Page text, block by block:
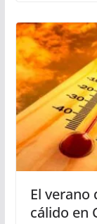
El verano
cálido en